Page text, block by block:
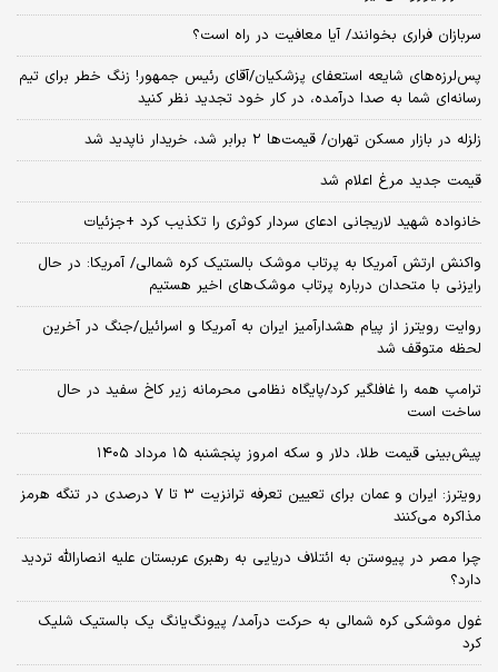
سربازان فراری بخوانند/ آیا معافیت در راه است؟
پس‌لرزه‌های شایعه استعفای پزشکیان/آقای رئیس جمهور! زنگ خطر برای تیم
رسانه‌ای شما به صدا درآمده، در کار خود تجدید نظر کنید
زلزله در بازار مسکن تهران/ قیمت‌ها ۲ برابر شد، خریدار ناپدید شد
قیمت جدید مرغ اعلام شد
خانواده شهید لاریجانی ادعای سردار کوثری را تکذیب کرد +جزئیات
واکنش ارتش آمریکا به پرتاب موشک بالستیک کره شمالی/ آمریکا: در حال
رایزنی با متحدان درباره پرتاب موشک‌های اخیر هستیم
روایت رویترز از پیام هشدارآمیز ایران به آمریکا و اسرائیل/جنگ در آخرین
لحظه متوقف شد
ترامپ همه را غافلگیر کرد/پایگاه نظامی محرمانه زیر کاخ سفید در حال
ساخت است
پیش‌بینی قیمت طلا، دلار و سکه امروز پنجشنبه ۱۵ مرداد ۱۴۰۵
رویترز: ایران و عمان برای تعیین تعرفه ترانزیت ۳ تا ۷ درصدی در تنگه هرمز
مذاکره می‌کنند
چرا مصر در پیوستن به ائتلاف دریایی به رهبری عربستان علیه انصارالله تردید
دارد؟
غول موشکی کره شمالی به حرکت درآمد/ پیونگ‌یانگ یک بالستیک شلیک
کرد